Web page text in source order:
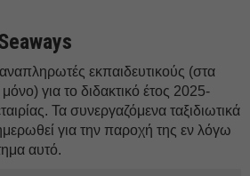
εκπαιδευτικούς (στα
μόνο) για το διδακτικό έτος 2025-
Τα συνεργαζόμενα ταξιδιωτικά
για την παροχή της εν λόγω
αυτό.